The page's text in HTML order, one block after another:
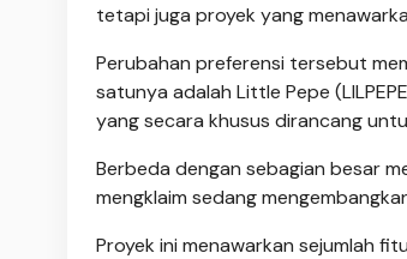
tetapi juga proyek yang
Perubahan preferensi tersebut
satunya adalah Little Pepe
yang secara khusus dirancang
Berbeda dengan sebagian besar
mengklaim sedang
Proyek ini menawarkan sejumlah